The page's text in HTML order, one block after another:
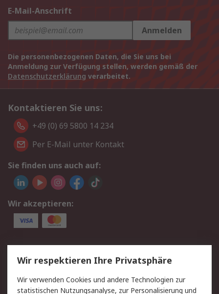
E-Mail-Anschrift
Anmelden
Die personenbezogenen Daten, die Sie uns bei
Anmeldung zur Verfügung stellen, werden gemäß der
Datenschutzerklärung verarbeitet.
Kontaktieren Sie uns:
+49 (0) 69 5800 14 234
Per E-Mail unter Kontakt
Sie finden uns auch auf:
Wir akzeptieren:
Service
Value Added Services
Lieferlösungen
Rücksendungen
Kontakt
Wir respektieren Ihre Privatsphäre
Wir verwenden Cookies und andere Technologien zur
statistischen Nutzungsanalyse, zur Personalisierung und